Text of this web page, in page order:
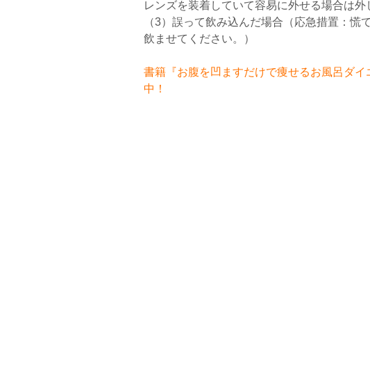
レンズを装着していて容易に外せる場合は外
（3）誤って飲み込んだ場合（応急措置：慌
飲ませてください。）
書籍『お腹を凹ますだけで痩せるお風呂ダ
中！